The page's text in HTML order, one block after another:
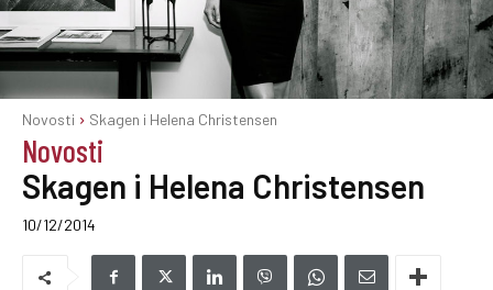
Novosti Skagen i Helena Christensen
Novosti
Skagen i Helena Christensen
10/12/2014